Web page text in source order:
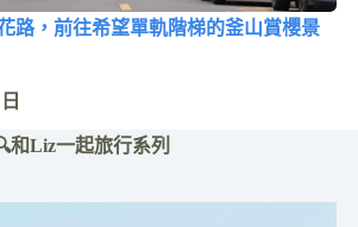
路，前往希望單軌階梯的釜山賞櫻景
和Liz一起旅行系列